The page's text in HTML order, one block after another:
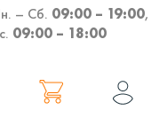
– Сб. 09:00 – 19:00,
09:00 – 18:00